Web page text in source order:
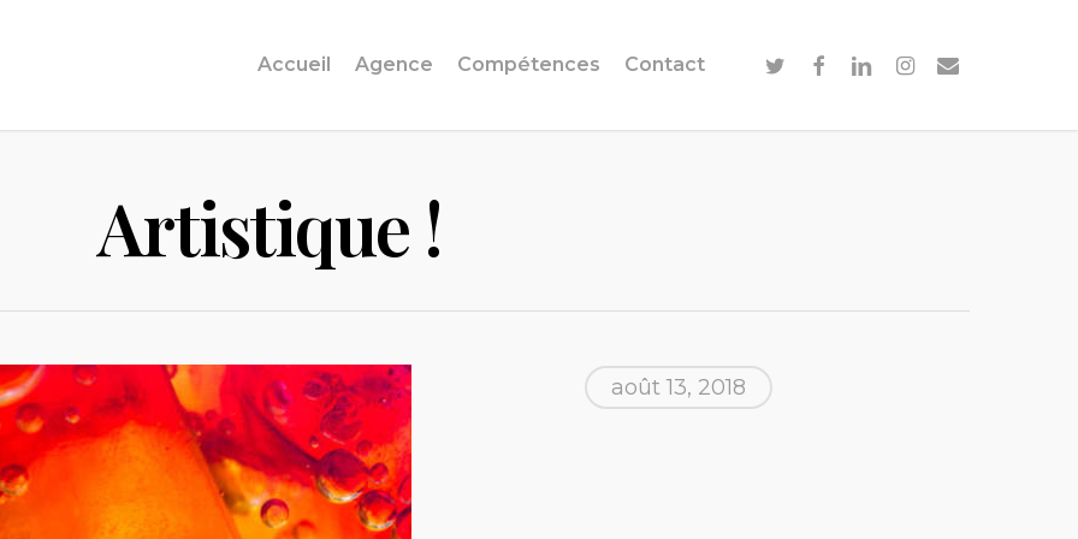
Accueil Agence Compétences Contact twitterfacebooklinkedininstagram
email
Artistique !
août 13, 2018